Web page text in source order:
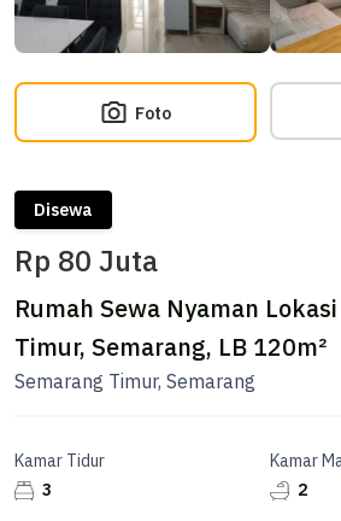
Foto
Disewa
Rp 80 Juta
Rumah Sewa Nyaman
Timur, Semarang, LB 120m²
Semarang Timur, Semarang
Kamar Tidur
3
Kamar
2